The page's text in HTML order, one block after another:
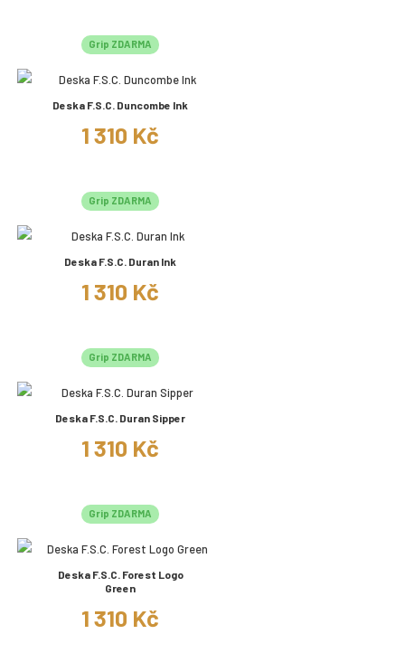
Grip ZDARMA
Deska F.S.C. Duncombe Ink
1 310 Kč
Grip ZDARMA
Deska F.S.C. Duran Ink
1 310 Kč
Grip ZDARMA
Deska F.S.C. Duran Sipper
1 310 Kč
Grip ZDARMA
Deska F.S.C. Forest Logo
Green
1 310 Kč